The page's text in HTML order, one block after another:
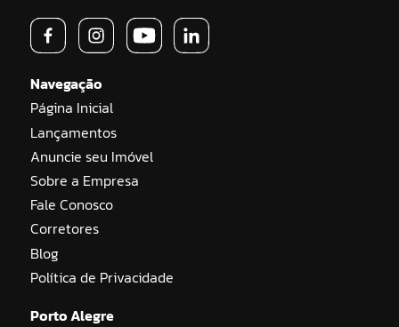
Navegação
Página Inicial
Lançamentos
Anuncie seu Imóvel
Sobre a Empresa
Fale Conosco
Corretores
Blog
Política de Privacidade
Porto Alegre